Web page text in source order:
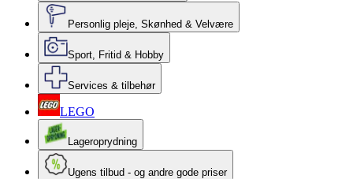
Personlig pleje, Skønhed & Velvære
Sport, Fritid & Hobby
Services & tilbehør
LEGO
Lageroprydning
Ugens tilbud - og andre gode priser